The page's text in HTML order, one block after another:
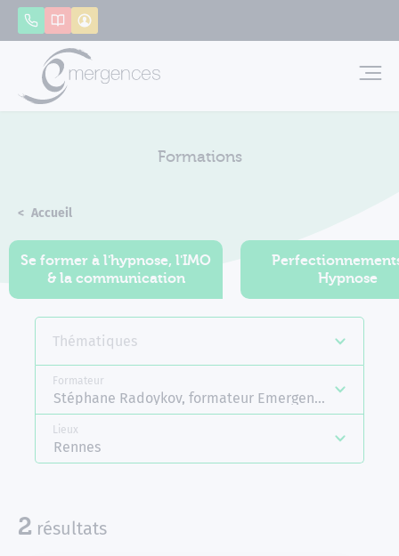
AppelerCatalogue
Formations
Accueil
Se former à l'hypnose, l'IMO
& la communication
Hypnose
Thématiques
Formateur
Stéphane Radoykov, formateur Emergences
Lieux
Rennes
2 résultats
Panneau de gestion des cookies